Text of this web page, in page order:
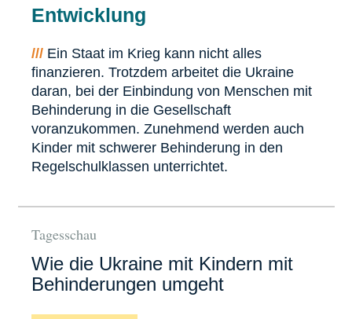
Entwicklung
/// Ein Staat im Krieg kann nicht alles
finanzieren. Trotzdem arbeitet die Ukraine
daran, bei der Einbindung von Menschen mit
Behinderung in die Gesellschaft
voranzukommen. Zunehmend werden auch
Kinder mit schwerer Behinderung in den
Regelschulklassen unterrichtet.
Tagesschau
Wie die Ukraine mit Kindern mit
Behinderungen umgeht